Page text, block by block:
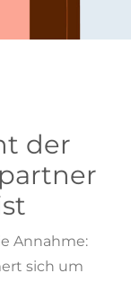
der
Annahme:
sich um